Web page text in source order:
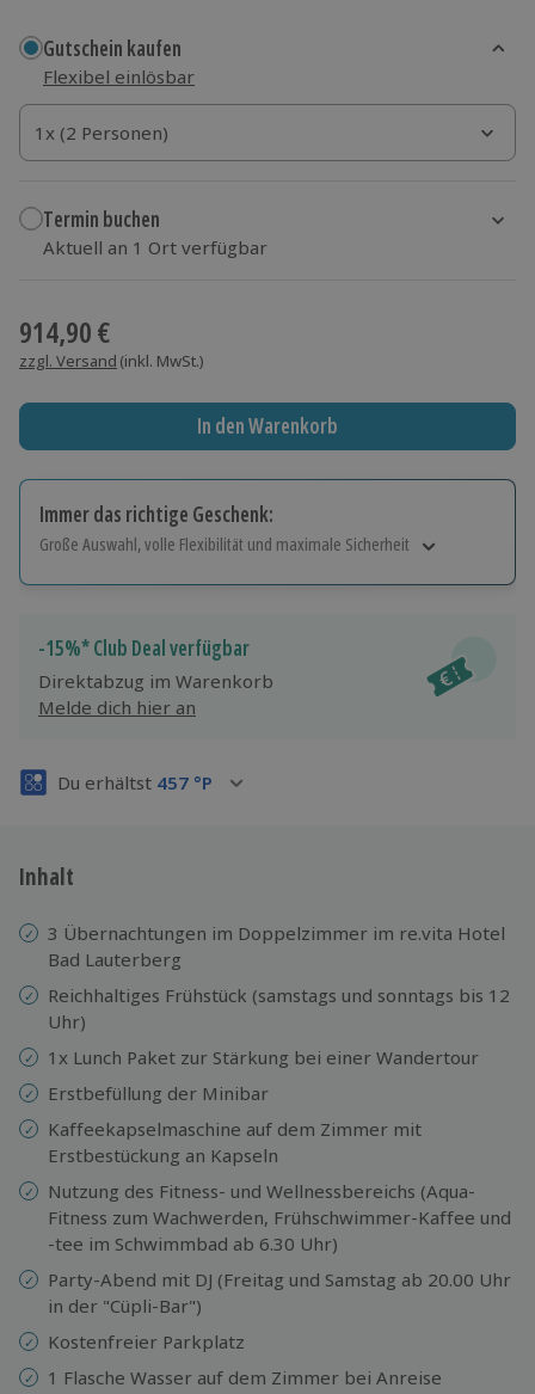
Gutschein kaufen
Flexibel einlösbar
1x (2 Personen)
1x (2 Personen)
1x (2 Personen)
Termin buchen
Aktuell an 1 Ort verfügbar
914,90 €
zzgl. Versand (inkl. MwSt.)
In den Warenkorb
Immer das richtige Geschenk:
Große Auswahl, volle Flexibilität und maximale Sicherheit
Jeder Gutschein für alle Erlebnisse einlösbar.
Maximale Sicherheit
3 Jahre gültig & verlängerbar.
-15%* Club Deal verfügbar
Direktabzug im Warenkorb
Melde dich hier an
Du erhältst 457 °P
Inhalt
3 Übernachtungen im Doppelzimmer im re.vita Hotel
Bad Lauterberg
Reichhaltiges Frühstück (samstags und sonntags bis 12
Uhr)
1x Lunch Paket zur Stärkung bei einer Wandertour
Erstbefüllung der Minibar
Kaffeekapselmaschine auf dem Zimmer mit
Erstbestückung an Kapseln
Nutzung des Fitness- und Wellnessbereichs (Aqua-
Fitness zum Wachwerden, Frühschwimmer-Kaffee und
-tee im Schwimmbad ab 6.30 Uhr)
Party-Abend mit DJ (Freitag und Samstag ab 20.00 Uhr
in der "Cüpli-Bar")
Kostenfreier Parkplatz
1 Flasche Wasser auf dem Zimmer bei Anreise